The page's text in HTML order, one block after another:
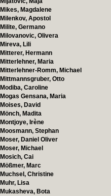
Mikes, Magdalene
Milenkov, Apostol
Milite, Germano
Milovanovic, Olivera
Mireva, Lili
Mitterer, Hermann
Mitterlehner, Maria
Mitterlehner-Romm, Michael
Mittmannsgruber, Otto
Modiba, Caroline
Mogas Gensana, Maria
Moises, David
Mönch, Madita
Montjoye, Irène
Moosmann, Stephan
Moser, Daniel Oliver
Moser, Michael
Mosich, Cai
Mößmer, Marc
Muchsel, Christine
Muhr, Lisa
Mukasheva, Bota